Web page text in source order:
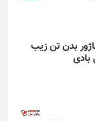
بدن تن زیب